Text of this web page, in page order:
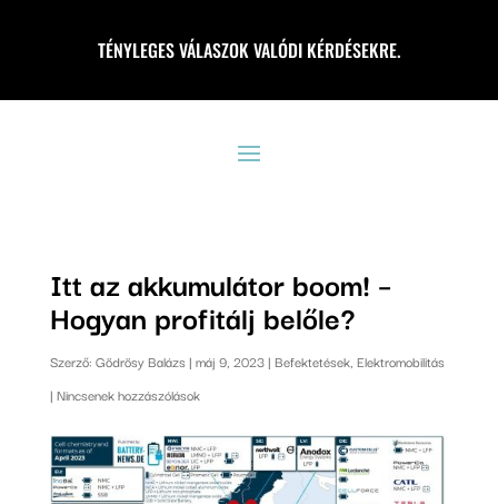
TÉNYLEGES VÁLASZOK VALÓDI KÉRDÉSEKRE.
Itt az akkumulátor boom! –
Hogyan profitálj belőle?
Szerző: Gödrösy Balázs | máj 9, 2023| Befektetések, Elektromobilitás
| Nincsenek hozzászólások